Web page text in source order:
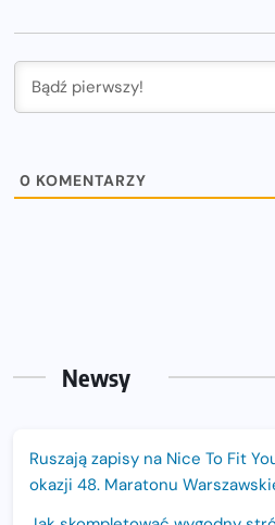
0 KOMENTARZY
Newsy
Ruszają zapisy na Nice To Fit
okazji 48. Maratonu